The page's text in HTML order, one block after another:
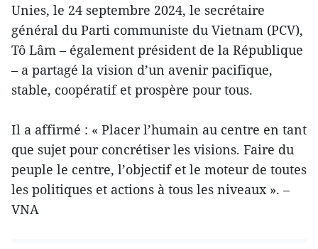
Unies, le 24 septembre 2024, le secrétaire
général du Parti communiste du Vietnam (PCV),
Tô Lâm – également président de la République
– a partagé la vision d’un avenir pacifique,
stable, coopératif et prospère pour tous.
Il a affirmé : « Placer l’humain au centre en tant
que sujet pour concrétiser les visions. Faire du
peuple le centre, l’objectif et le moteur de toutes
les politiques et actions à tous les niveaux ». –
VNA